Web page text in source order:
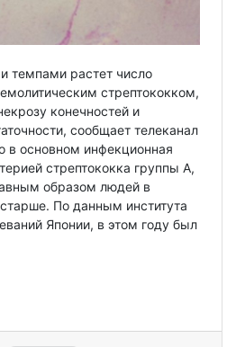
темпами растет число
стрептококком,
конечностей и
сообщает телеканал
в основном инфекционная
стрептококка группы А,
образом людей в
По данным института
Японии, в этом году был